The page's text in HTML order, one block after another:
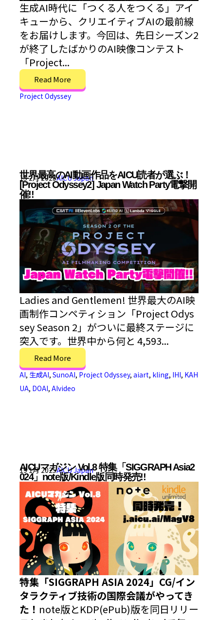
生成AI時代に「つくる人をつくる」アイ
キューから、クリエイティブAIの最前線
をお届けします。今回は、先日シーズン2
が終了したばかりのAI映像コンテスト
「Project...
Read More
Project Odyssey
世界最高のAI動画作品をAICU読者が選ぶ！
[Project Odyssey2] Japan Watch Party電撃開
催!!
15 2月 2025AICU Japan
Ladies and Gentlemen! 世界最大のAI映
画制作コンペティション「Project Odys
sey Season 2」がついに最終ステージに
突入です。世界中から何と 4,593...
Read More
AI, 生成AI, SunoAI, Project Odyssey, aiart, kling, IHI, KAH
UA, DOAI, AIvideo
AICUマガジン Vol.8 特集「SIGGRAPH Asia2
024」note版/Kindle版同時発売!!
19 1月 2025AICU Japan
特集「SIGGRAPH ASIA 2024」CG/イン
タラクティブ技術の国際会議がやってき
た！ note版とKDP(ePub)版を同日リリー